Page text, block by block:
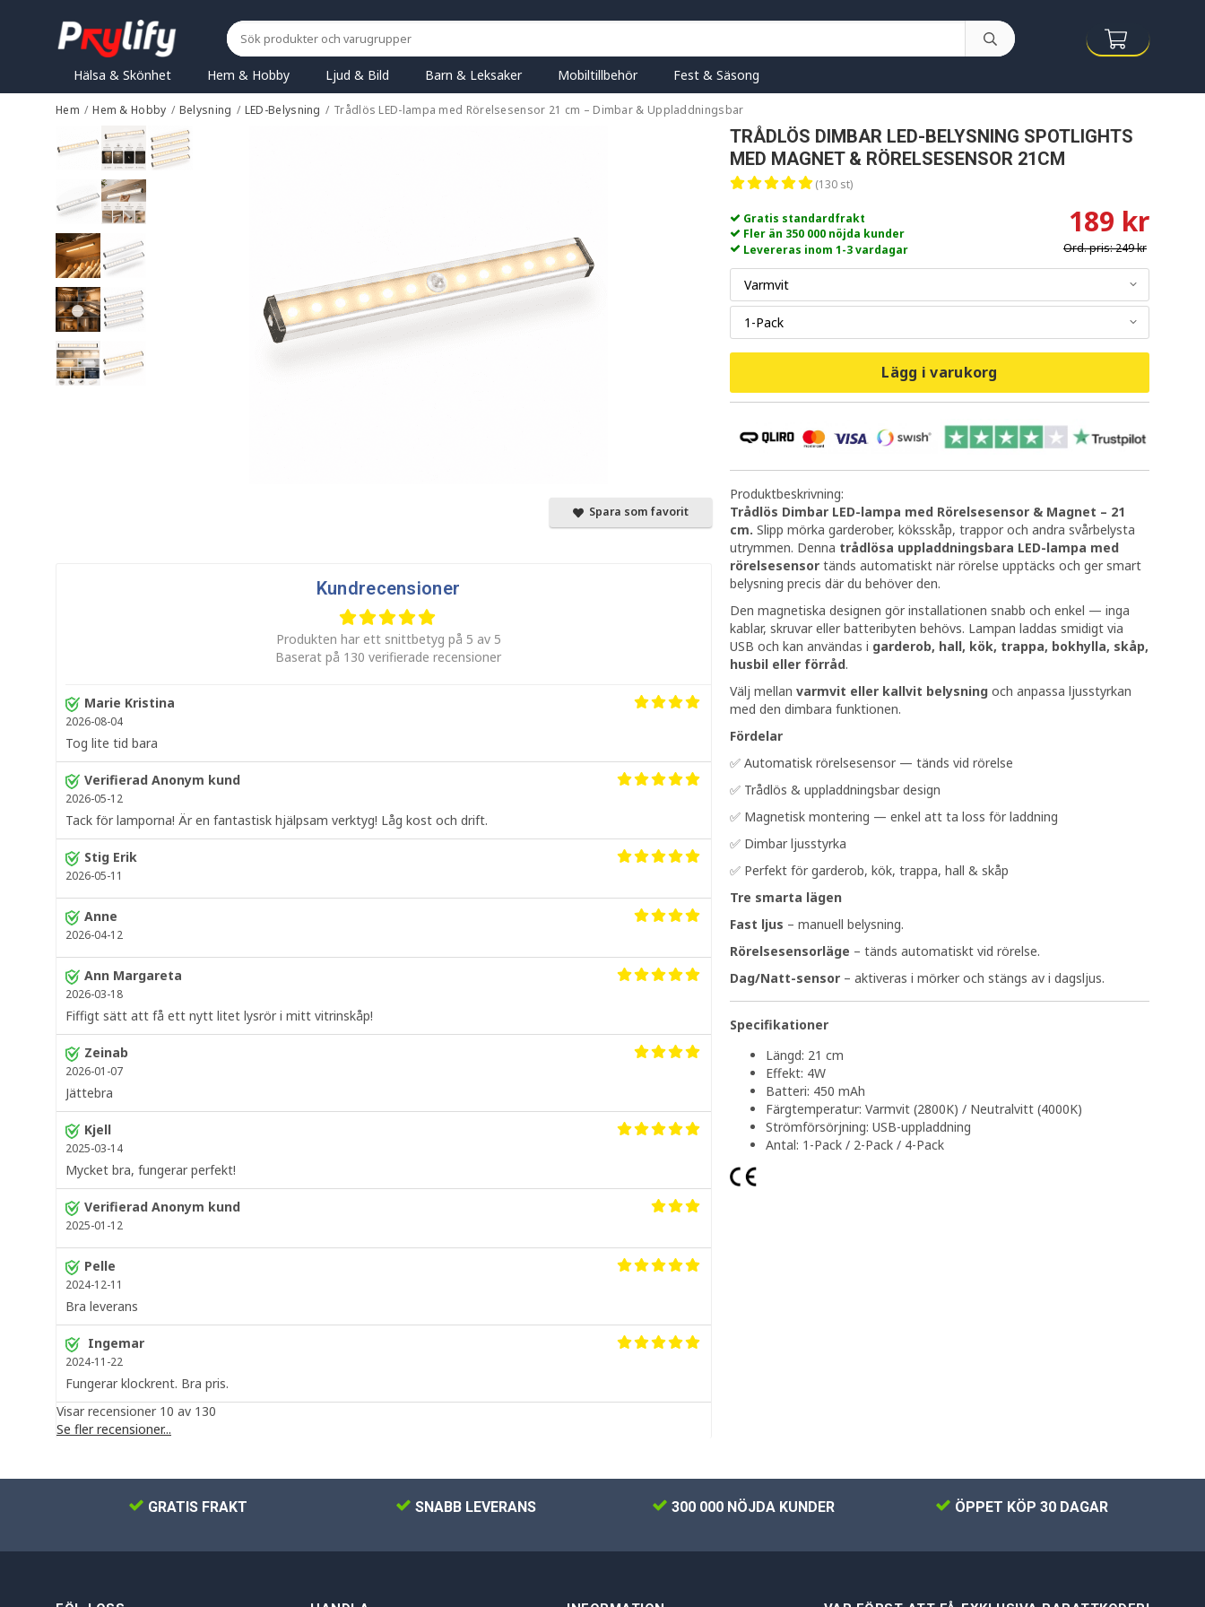
Hälsa & Skönhet Hem & Hobby Ljud & Bild Barn & Leksaker Mobiltillbehör Fest & Säsong
Hem / Hem & Hobby / Belysning / LED-Belysning / Trådlös LED-lampa med Rörelsesensor 21 cm – Dimbar & Uppladdningsbar
TRÅDLÖS DIMBAR LED-BELYSNING SPOTLIGHTS
MED MAGNET & RÖRELSESENSOR 21CM
(130 st)
Gratis standardfrakt
Fler än 350 000 nöjda kunder
Levereras inom 1-3 vardagar
189 kr
Ord. pris:249 kr
Lägg i varukorg
Produktbeskrivning:
Trådlös Dimbar LED-lampa med Rörelsesensor & Magnet – 21
cm. Slipp mörka garderober, köksskåp, trappor och andra svårbelysta
utrymmen. Denna trådlösa uppladdningsbara LED-lampa med
rörelsesensor tänds automatiskt när rörelse upptäcks och ger smart
belysning precis där du behöver den.
Den magnetiska designen gör installationen snabb och enkel — inga
kablar, skruvar eller batteribyten behövs. Lampan laddas smidigt via
USB och kan användas i garderob, hall, kök, trappa, bokhylla, skåp,
husbil eller förråd.
Välj mellan varmvit eller kallvit belysning och anpassa ljusstyrkan
med den dimbara funktionen.
Fördelar
✅ Automatisk rörelsesensor — tänds vid rörelse
✅ Trådlös & uppladdningsbar design
✅ Magnetisk montering — enkel att ta loss för laddning
✅ Dimbar ljusstyrka
✅ Perfekt för garderob, kök, trappa, hall & skåp
Tre smarta lägen
Fast ljus – manuell belysning.
Rörelsesensorläge – tänds automatiskt vid rörelse.
Dag/Natt-sensor – aktiveras i mörker och stängs av i dagsljus.
Specifikationer
Längd: 21 cm
Effekt: 4W
Batteri: 450 mAh
Färgtemperatur: Varmvit (2800K) / Neutralvitt (4000K)
Strömförsörjning: USB-uppladdning
Antal: 1-Pack / 2-Pack / 4-Pack
Spara som favorit
Kundrecensioner
Produkten har ett snittbetyg på 5 av 5
Baserat på 130 verifierade recensioner
Marie Kristina
2026-08-04
Tog lite tid bara
Verifierad Anonym kund
2026-05-12
Tack för lamporna! Är en fantastisk hjälpsam verktyg! Låg kost och drift.
Stig Erik
2026-05-11
Anne
2026-04-12
Ann Margareta
2026-03-18
Fiffigt sätt att få ett nytt litet lysrör i mitt vitrinskåp!
Zeinab
2026-01-07
Jättebra
Kjell
2025-03-14
Mycket bra, fungerar perfekt!
Verifierad Anonym kund
2025-01-12
Pelle
2024-12-11
Bra leverans
Ingemar
2024-11-22
Fungerar klockrent. Bra pris.
Visar recensioner 10 av 130
Se fler recensioner...
GRATIS FRAKT SNABB LEVERANS 300 000 NÖJDA KUNDER ÖPPET KÖP 30 DAGAR